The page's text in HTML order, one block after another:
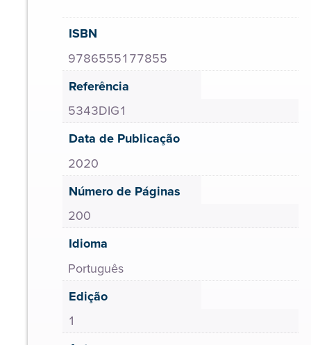
ISBN
9786555177855
Referência
5343DIG1
Data de Publicação
2020
Número de Páginas
200
Idioma
Português
Edição
1